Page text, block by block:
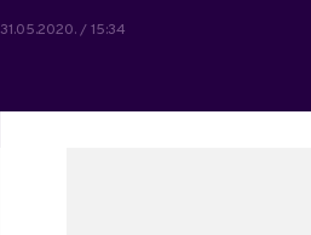
31.05.2020. / 15:34